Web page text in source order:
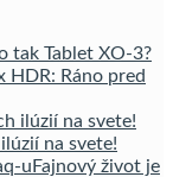
tak Tablet XO-3?
HDR: Ráno pred
na svete!
Fajnový život je